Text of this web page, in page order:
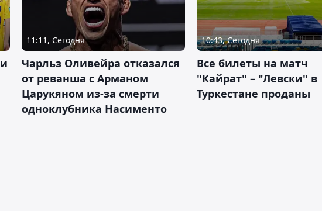
11:11, Сегодня
Чарльз Оливейра отказался
от реванша с Арманом
Царукяном из-за смерти
одноклубника Насименто
10:43, Сегодня
Все билеты на матч
"Кайрат" – "Левски" в
Туркестане проданы